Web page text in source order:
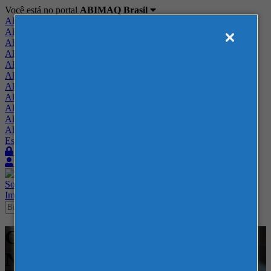
Você está no portal ABIMAQ Brasil
ABIMAQ Brasil
ABIMAQ Minas Gerais
ABIMAQ Norte-Nordeste
ABIMAQ Paraná
ABIMAQ Piracicaba
ABIMAQ Ribeirão Preto
ABIMAQ Rio de Janeiro
ABIMAQ Rio Grande do Sul
ABIMAQ Santa Catarina
ABIMAQ São Paulo
ABIMAQ Vale do Paraíba
Escritório de Relações Governamentais
Sobre
Imprensa
Cursos - Curso Online -